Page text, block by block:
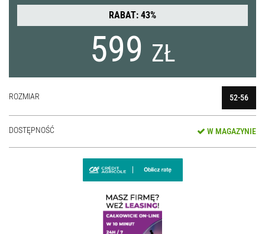
RABAT: 43%
599 ZŁ
ROZMIAR 52-56
DOSTĘPNOŚĆ W MAGAZYNIE